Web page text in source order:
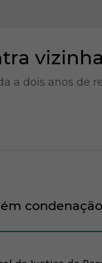
vizinha
a dois anos de